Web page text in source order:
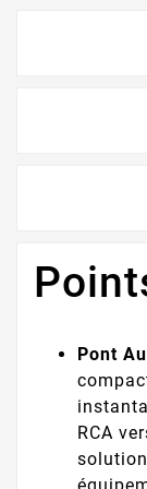
Pont
RCA